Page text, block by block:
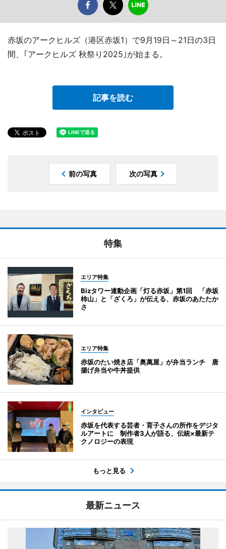
赤坂のアークヒルズ（港区赤坂1）で9月19日～21日の3日
間、｢アークヒルズ 秋祭り2025｣が始まる。
記事を読む
前の写真 次の写真
特集
エリア特集
Bizタワー連動企画「灯る赤坂」第1回 「赤坂
柿山」と「ざくろ」が伝える、赤坂のあたたか
さ
エリア特集
赤坂のたい焼き店「奥萬屋」が弁当ランチ 唐
揚げ弁当や牛丼提供
インタビュー
赤坂を代表する芸者・育子さんの所作をデジタ
ルアートに 制作者3人が語る、伝統×最新テ
クノロジーの表現
もっと見る
最新ニュース